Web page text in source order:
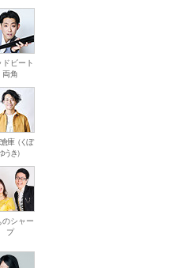
ドビート
両角
倉庫（くぼ
うき）
のシャー
プ